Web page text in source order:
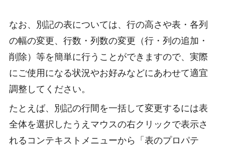
なお、別記の表については、行の高さや表・各列
の幅の変更、行数・列数の変更（行・列の追加・
削除）等を簡単に行うことができますので、実際
にご使用になる状況やお好みなどにあわせて適宜
調整してください。
たとえば、別記の行間を一括して変更するには表
全体を選択したうえマウスの右クリックで表示さ
れるコンテキストメニューから「表のプロパテ